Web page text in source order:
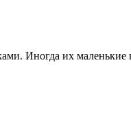
Иногда их